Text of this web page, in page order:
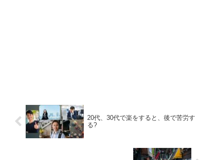
20代、30代で楽をすると、後で苦労す
る?